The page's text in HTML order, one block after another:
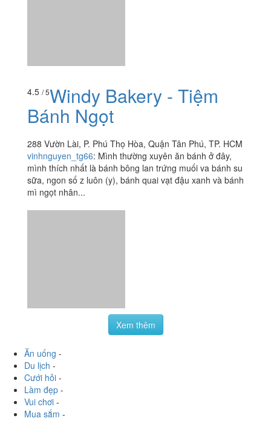
4.5 / 5Windy Bakery - Tiệm
Bánh Ngọt
288 Vườn Lài, P. Phú Thọ Hòa, Quận Tân Phú, TP. HCM
vinhnguyen_tg66: Mình thường xuyên ăn bánh ở đây,
mình thích nhất là bánh bông lan trứng muối va bánh su
sữa, ngon số z luôn (y), bánh quai vạt đậu xanh và bánh
mì ngọt nhân...
Xem thêm
Ăn uống -
Du lịch -
Cưới hỏi -
Làm đẹp -
Vui chơi -
Mua sắm -